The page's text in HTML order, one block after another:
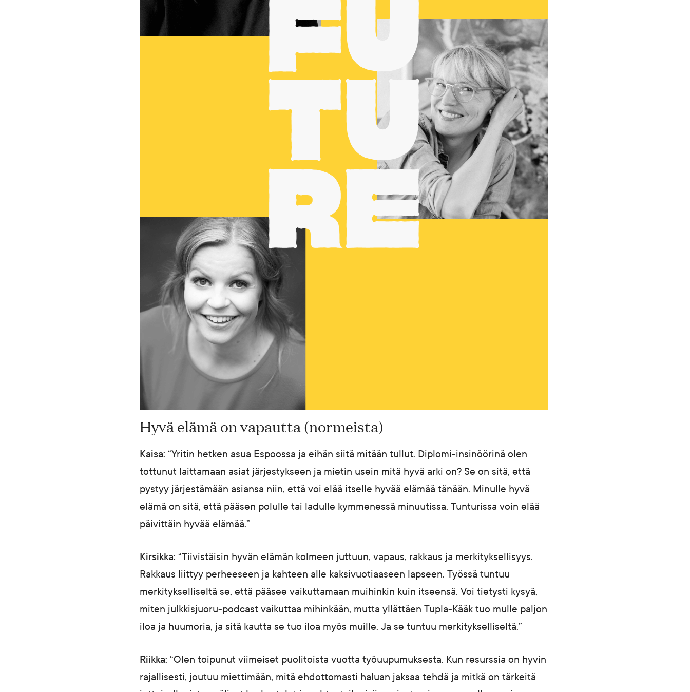
Hyvä elämä on vapautta (normeista)
Kaisa: “Yritin hetken asua Espoossa ja eihän siitä mitään tullut. Diplomi-insinöörinä olen
tottunut laittamaan asiat järjestykseen ja mietin usein mitä hyvä arki on? Se on sitä, että
pystyy järjestämään asiansa niin, että voi elää itselle hyvää elämää tänään. Minulle hyvä
elämä on sitä, että pääsen polulle tai ladulle kymmenessä minuutissa. Tunturissa voin elää
päivittäin hyvää elämää.”
Kirsikka: “Tiivistäisin hyvän elämän kolmeen juttuun, vapaus, rakkaus ja merkityksellisyys.
Rakkaus liittyy perheeseen ja kahteen alle kaksivuotiaaseen lapseen. Työssä tuntuu
merkitykselliseltä se, että pääsee vaikuttamaan muihinkin kuin itseensä. Voi tietysti kysyä,
miten julkkisjuoru-podcast vaikuttaa mihinkään, mutta yllättäen Tupla-Kääk tuo mulle paljon
iloa ja huumoria, ja sitä kautta se tuo iloa myös muille. Ja se tuntuu merkitykselliseltä.”
Riikka: “Olen toipunut viimeiset puolitoista vuotta työuupumuksesta. Kun resurssia on hyvin
rajallisesti, joutuu miettimään, mitä ehdottomasti haluan jaksaa tehdä ja mitkä on tärkeitä